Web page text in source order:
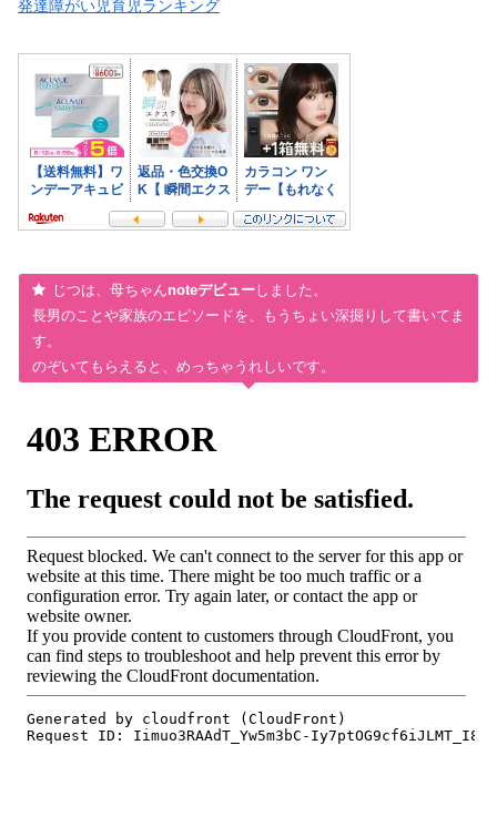
発達障がい児育児ランキング
じつは、母ちゃんnoteデビューしました。
長男のことや家族のエピソードを、もうちょい深掘りして書いてま
す。
のぞいてもらえると、めっちゃうれしいです。